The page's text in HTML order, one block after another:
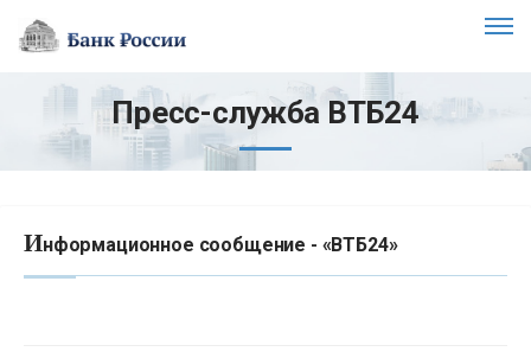
Пресс-служба ВТБ24
Информационное сообщение - «ВТБ24»